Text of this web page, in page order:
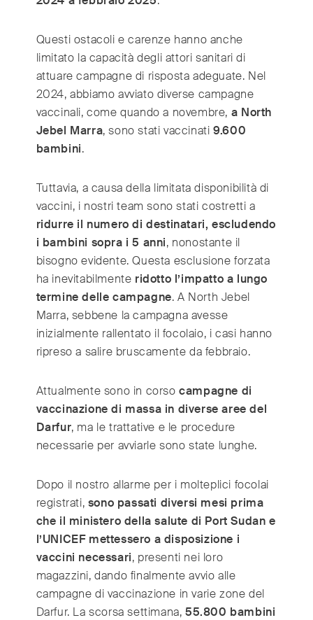
Questi ostacoli e carenze hanno anche
limitato la capacità degli attori sanitari di
attuare campagne di risposta adeguate. Nel
2024, abbiamo avviato diverse campagne
vaccinali, come quando a novembre, a North
Jebel Marra, sono stati vaccinati9.600
bambini.
Tuttavia, a causa della limitata disponibilità di
vaccini, i nostri team sono stati costretti a
ridurre il numero di destinatari, escludendo
i bambini sopra i 5 anni, nonostante il
bisogno evidente. Questa esclusione forzata
ha inevitabilmente ridotto l’impatto a lungo
termine delle campagne. A North Jebel
Marra, sebbene la campagna avesse
inizialmente rallentato il focolaio, i casi hanno
ripreso a salire bruscamente da febbraio.
Attualmente sono in corso campagne di
vaccinazione di massa in diverse aree del
Darfur, ma le trattative e le procedure
necessarie per avviarle sono state lunghe.
Dopo il nostro allarme per i molteplici focolai
registrati, sono passati diversi mesi prima
che il ministero della salute di Port Sudan e
l’UNICEF mettessero a disposizione i
vaccini necessari, presenti nei loro
magazzini, dando finalmente avvio alle
campagne di vaccinazione in varie zone del
Darfur. La scorsa settimana,55.800 bambini